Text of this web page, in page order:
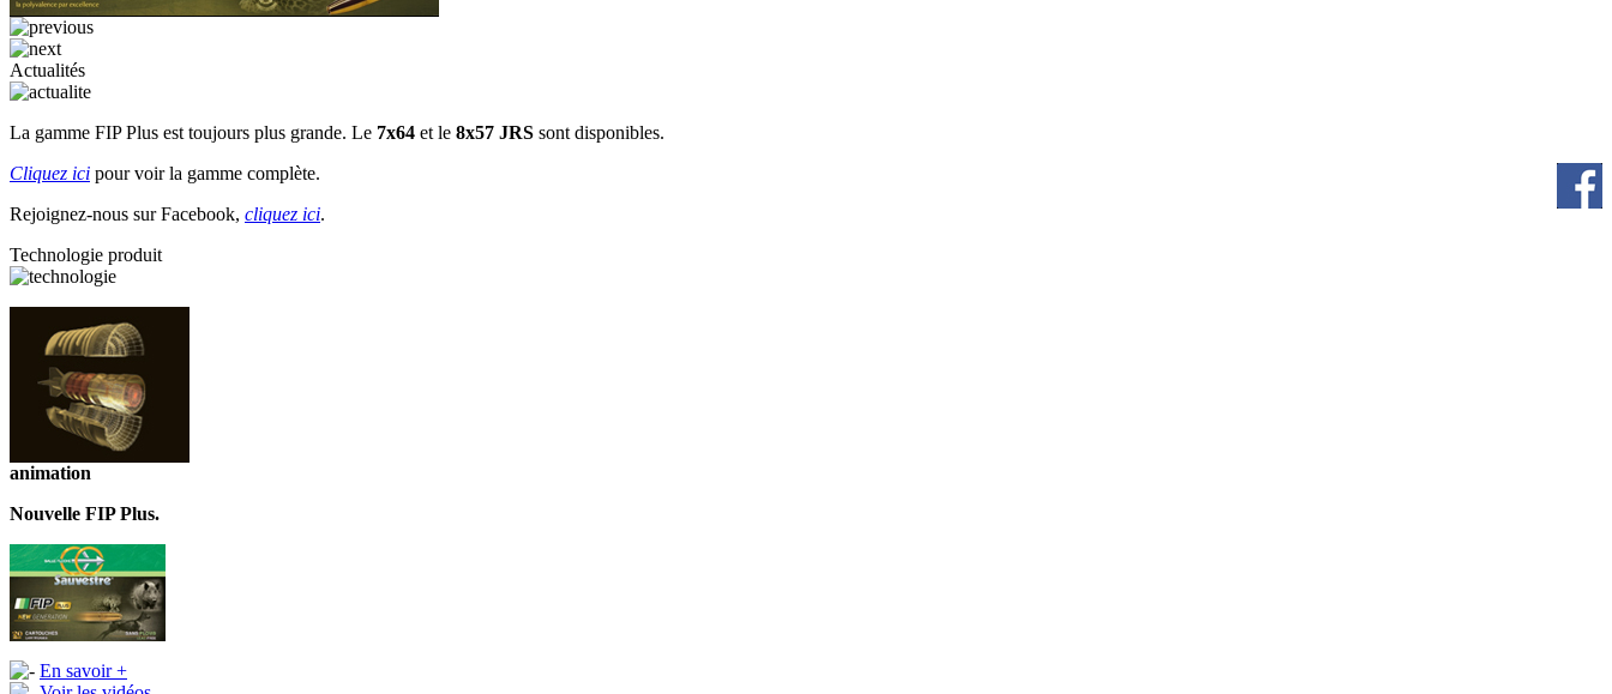
Actualités
La gamme FIP Plus est toujours plus grande. Le 7x64 et le 8x57 JRS sont disponibles.
Cliquez ici pour voir la gamme complète.
Rejoignez-nous sur Facebook, cliquez ici.
Technologie produit
animation
Nouvelle FIP Plus.
En savoir +